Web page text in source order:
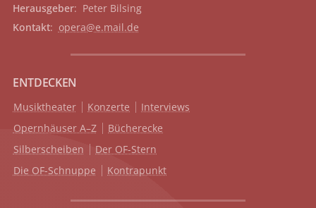
Herausgeber: Peter Bilsing
Kontakt: opera@e.mail.de
ENTDECKEN
Musiktheater Konzerte
Interviews
Opernhäuser A–Z
Bücherecke
Silberscheiben
Der OF-Stern
Die OF-Schnuppe
Kontrapunkt